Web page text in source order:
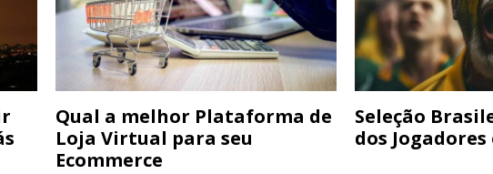
Qual a melhor Plataforma de
Loja Virtual para seu
Ecommerce
Seleção
dos